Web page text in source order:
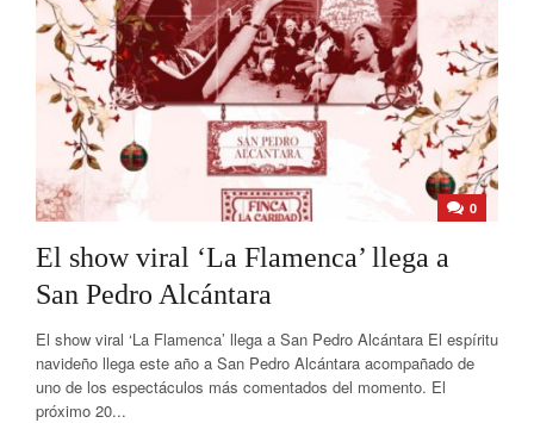
0
El show viral ‘La Flamenca’ llega a
San Pedro Alcántara
El show viral ‘La Flamenca’ llega a San Pedro Alcántara El espíritu
navideño llega este año a San Pedro Alcántara acompañado de
uno de los espectáculos más comentados del momento. El
próximo 20...